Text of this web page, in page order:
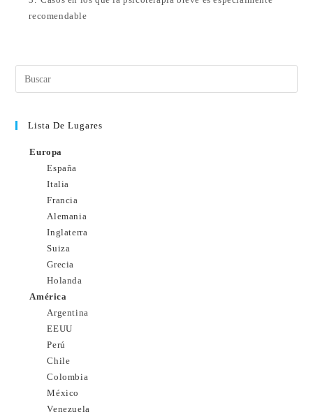
recomendable
Lista De Lugares
Europa
España
Italia
Francia
Alemania
Inglaterra
Suiza
Grecia
Holanda
América
Argentina
EEUU
Perú
Chile
Colombia
México
Venezuela